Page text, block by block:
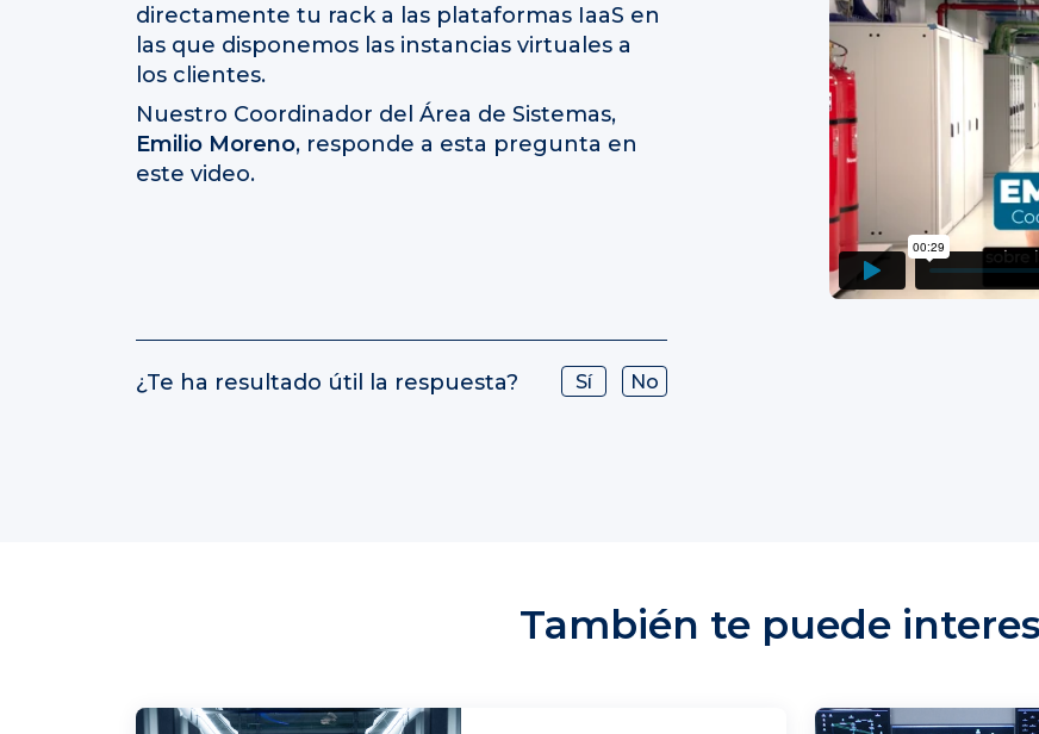
directamente tu rack a las plataformas IaaS en
las que disponemos las instancias virtuales a
los clientes.
Nuestro Coordinador del Área de Sistemas,
Emilio Moreno, responde a esta pregunta en
este video.
¿Te ha resultado útil la respuesta? Sí No
También te puede